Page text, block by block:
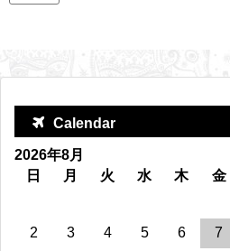
Calendar
2026年8月
日
月 火 水 木 金
2
3 4 5 6 7